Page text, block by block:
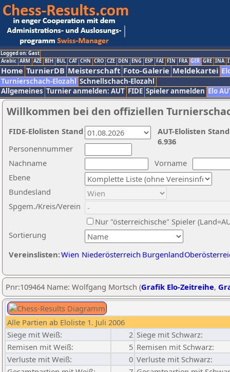
Logged on: Gast
Arabic ARM AZE BIH BUL CAT CHN CRO CZE DEN ENG ESP FAI FIN FRA GER GRE INA
Home TurnierDB Meisterschaft Foto-Galerie Meldekartei
Turnierschach-Elozahl Schnellschach-Elozahl
Allgemeines Turnier anmelden: AUT FIDE Spieler anmelden Elo
Willkommen bei den offiziellen
Nachname
Vorname
Ebene
Sortierung
Personennummer
Bundesland
Spgem./Kreis/Verein
Nur "österreichische" Spieler
Vereinslisten:Wien Niederösterreich Burgenland
AUT-Elolisten
6.936
FIDE-Elolisten Stand
Pnr:109464 Name: Wolfgang Mortsch (Grafik Elo-Zeitreihe,
Alle Partien ab Eloliste 1. Juli 2006
Siege mit Weiß:
2 Siege mit Schwarz:
Remisen mit Weiß:
5 Remisen mit Schwarz:
Verluste mit Weiß:
0 Verluste mit Schwarz: